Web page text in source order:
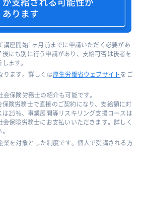
講座開始1ヶ月前までに申請いただく必要があ
にも別に行う申請があり、支給可否は後者を
ます。
ります。詳しくは厚生労働省ウェブサイトをご
保険労務士の紹介も可能です。
険労務士で直接のご契約になり、支給額に対
は25%、事業展開等リスキリング支援コースは
保険労務士にお支払いいただきます。詳しく
業を対象とした制度です。個人で受講される方